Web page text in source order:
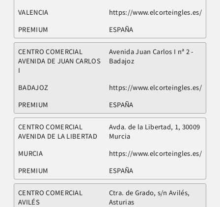
VALENCIA
https://www.elcorteingles.es/
PREMIUM
ESPAÑA
CENTRO COMERCIAL
AVENIDA DE JUAN CARLOS
I
Avenida Juan Carlos I nª 2 -
Badajoz
BADAJOZ
https://www.elcorteingles.es/
PREMIUM
ESPAÑA
CENTRO COMERCIAL
AVENIDA DE LA LIBERTAD
Avda. de la Libertad, 1, 30009
Murcia
MURCIA
https://www.elcorteingles.es/
PREMIUM
ESPAÑA
CENTRO COMERCIAL
AVILÉS
Ctra. de Grado, s/n Avilés,
Asturias